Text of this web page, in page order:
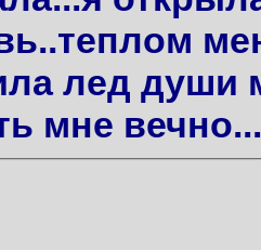
лед души
мне